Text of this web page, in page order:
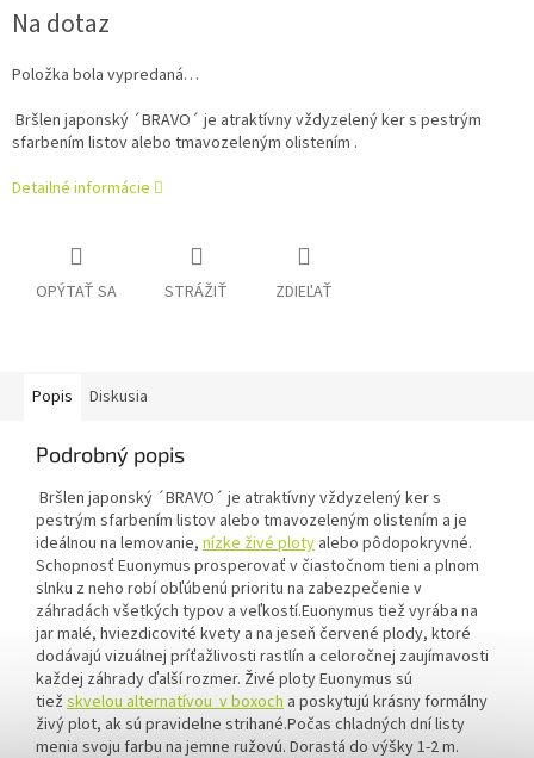
Na dotaz
Položka bola vypredaná…
Bršlen japonský ´BRAVO´ je atraktívny vždyzelený ker s pestrým
sfarbením listov alebo tmavozeleným olistením .
Detailné informácie
OPÝTAŤ SA STRÁŽIŤ ZDIEĽAŤ
Popis Diskusia
Podrobný popis
Bršlen japonský ´BRAVO´ je atraktívny vždyzelený ker s
pestrým sfarbením listov alebo tmavozeleným olistením a je
ideálnou na lemovanie, nízke živé ploty alebo pôdopokryvné.
Schopnosť Euonymus prosperovať v čiastočnom tieni a plnom
slnku z neho robí obľúbenú prioritu na zabezpečenie v
záhradách všetkých typov a veľkostí.Euonymus tiež vyrába na
jar malé, hviezdicovité kvety a na jeseň červené plody, ktoré
dodávajú vizuálnej príťažlivosti rastlín a celoročnej zaujímavosti
každej záhrady ďalší rozmer. Živé ploty Euonymus sú
tiež skvelou alternatívou v boxoch a poskytujú krásny formálny
živý plot, ak sú pravidelne strihané.Počas chladných dní listy
menia svoju farbu na jemne ružovú. Dorastá do výšky 1-2 m.